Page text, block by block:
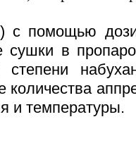
с помощью
сушки в
количества
и температуры.